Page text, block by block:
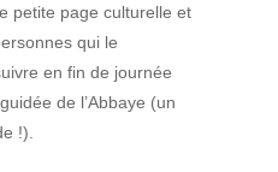
petite page culturelle et
qui le
en fin de journée
de l’Abbaye (un
!).